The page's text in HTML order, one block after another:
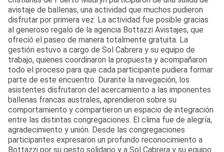
avistaje de ballenas, una actividad que muchos pudieron
disfrutar por primera vez. La actividad fue posible gracias
al generoso regalo de la agencia Bottazzi Avistajes, que
ofreció el paseo de manera totalmente gratuita. La
gestión estuvo a cargo de Sol Cabrera y su equipo de
trabajo, quienes coordinaron la propuesta y acompañaron
todo el proceso para que cada participante pudiera formar
parte de este encuentro. Durante la navegación, los
asistentes disfrutaron del acercamiento a las imponentes
ballenas francas australes, aprendieron sobre su
comportamiento y compartieron un espacio de integración
entre las distintas congregaciones. El clima fue de alegría,
agradecimiento y unión. Desde las congregaciones
participantes expresaron un profundo reconocimiento a
Bottazzi por su gesto solidario y a Sol Cabrera y su equipo